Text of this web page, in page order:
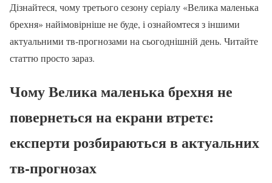
Дізнайтеся, чому третього сезону серіалу «Велика маленька
брехня» найімовірніше не буде, і ознайомтеся з іншими
актуальними тв-прогнозами на сьогоднішній день. Читайте
статтю просто зараз.
Чому Велика маленька брехня не
повернеться на екрани втретє:
експерти розбираються в актуальних
тв-прогнозах